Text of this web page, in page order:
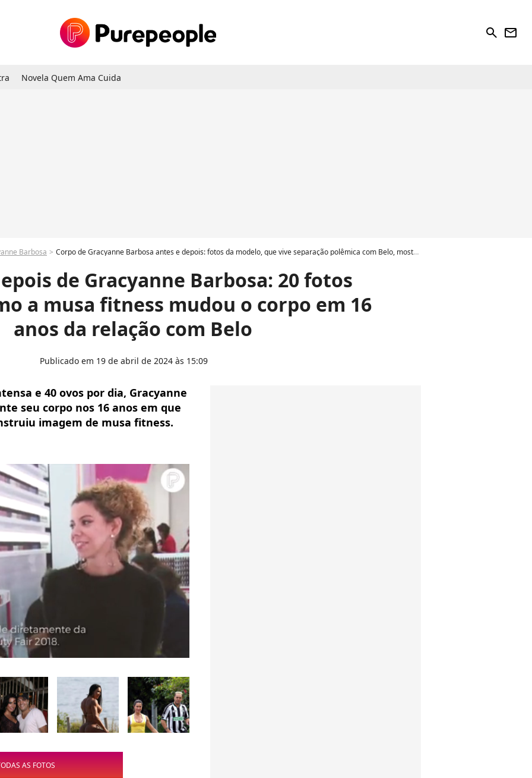
search newsletter
Novela Quem Ama Cuida
Barbosa Corpo de Gracyanne Barbosa antes e depois: fotos da modelo, que vive separação polêmica com Belo, mostram mudança radical
de Gracyanne Barbosa: 20 fotos
a musa fitness mudou o corpo em 16
anos da relação com Belo
Publicado em 19 de abril de 2024 às 15:09
e 40 ovos por dia, Gracyanne
seu corpo nos 16 anos em que
imagem de musa fitness.
AS FOTOS